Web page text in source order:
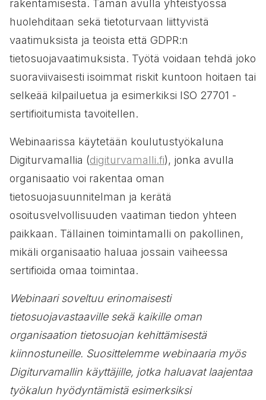
rakentamisesta. Tämän avulla yhteistyössä
huolehditaan sekä tietoturvaan liittyvistä
vaatimuksista ja teoista että GDPR:n
tietosuojavaatimuksista. Työtä voidaan tehdä joko
suoraviivaisesti isoimmat riskit kuntoon hoitaen tai
selkeää kilpailuetua ja esimerkiksi ISO 27701 -
sertifioitumista tavoitellen.
Webinaarissa käytetään koulutustyökaluna
Digiturvamallia (digiturvamalli.fi), jonka avulla
organisaatio voi rakentaa oman
tietosuojasuunnitelman ja kerätä
osoitusvelvollisuuden vaatiman tiedon yhteen
paikkaan. Tällainen toimintamalli on pakollinen,
mikäli organisaatio haluaa jossain vaiheessa
sertifioida omaa toimintaa.
Webinaari soveltuu erinomaisesti
tietosuojavastaaville sekä kaikille oman
organisaation tietosuojan kehittämisestä
kiinnostuneille. Suosittelemme webinaaria myös
Digiturvamallin käyttäjille, jotka haluavat laajentaa
työkalun hyödyntämistä esimerksiksi